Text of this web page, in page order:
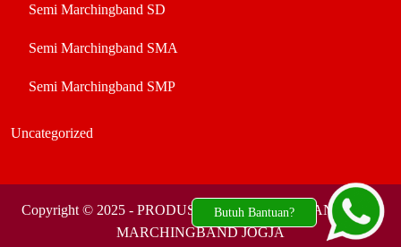
Semi Marchingband SD
Semi Marchingband SMA
Semi Marchingband SMP
Uncategorized
Copyright © 2025 - PRODUSEN ALAT DRUMBAND DAN
MARCHINGBAND JOGJA
Butuh Bantuan?